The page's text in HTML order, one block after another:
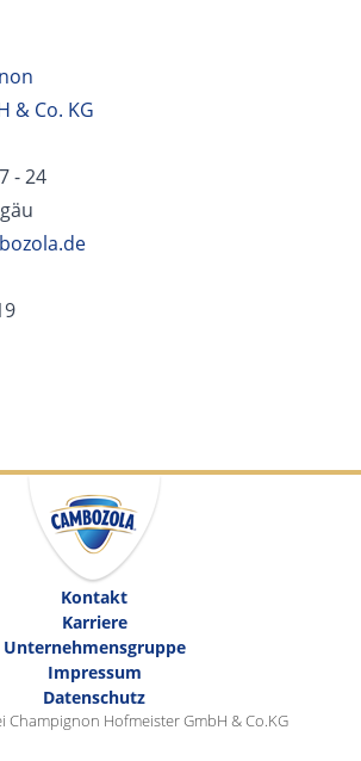
& Co. KG
- 24
Kontakt
Karriere
Unternehmensgruppe
Impressum
Datenschutz
Champignon Hofmeister GmbH & Co.KG